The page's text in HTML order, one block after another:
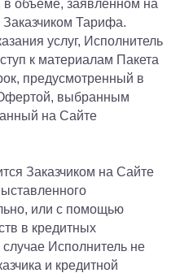
объеме, заявленном на
Тарифа.
услуг, Исполнитель
к материалам Пакета
предусмотренный в
выбранным
на Сайте
Заказчиком на Сайте
или с помощью
в кредитных
Исполнитель не
и кредитной